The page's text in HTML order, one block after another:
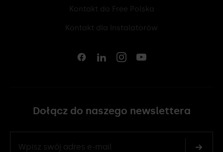
Kontakt do Free Polska
Kontakt dla Instalatorów
Dołącz do naszego newslettera